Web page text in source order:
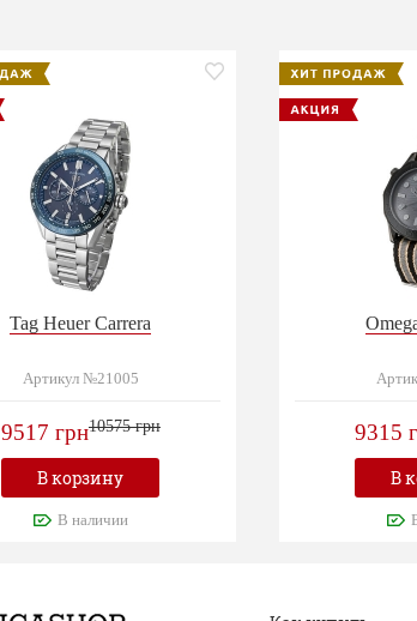
Tag Heuer Carrera
Артикул №21005
9517 грн10575 грн
В корзину
В наличии
9315
В